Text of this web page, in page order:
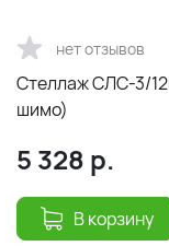
нет отзывов
Стеллаж СЛС-3/
шимо)
5 328 р.
В корзину